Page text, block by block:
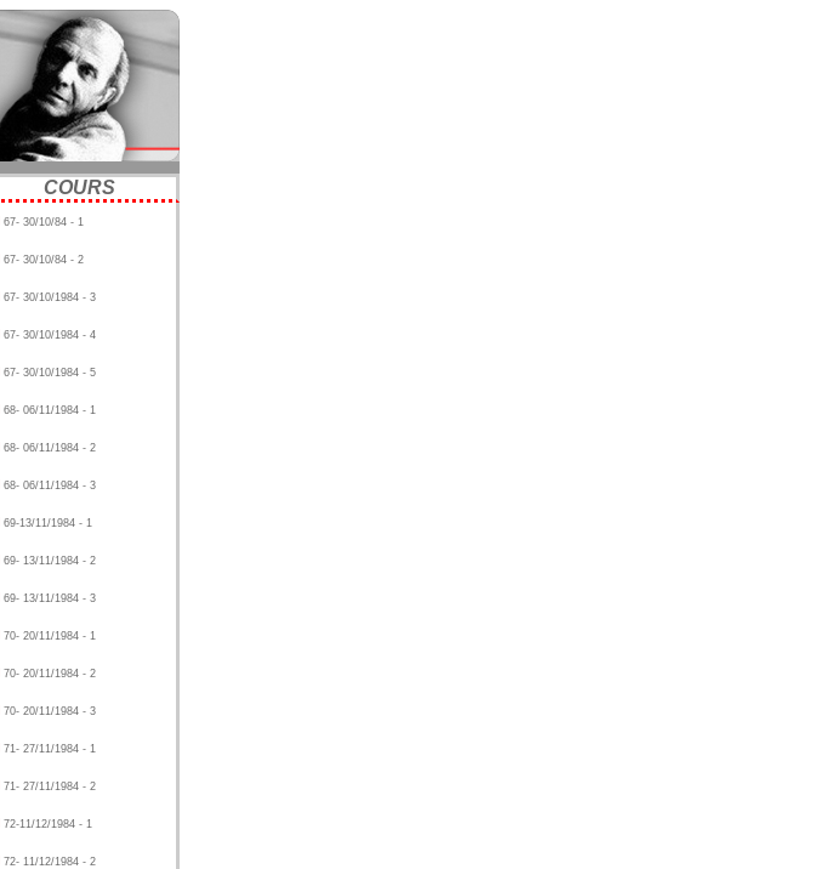
COURS
67- 30/10/84 - 1
67- 30/10/84 - 2
67- 30/10/1984 - 3
67- 30/10/1984 - 4
67- 30/10/1984 - 5
68- 06/11/1984 - 1
68- 06/11/1984 - 2
68- 06/11/1984 - 3
69-13/11/1984 - 1
69- 13/11/1984 - 2
69- 13/11/1984 - 3
70- 20/11/1984 - 1
70- 20/11/1984 - 2
70- 20/11/1984 - 3
71- 27/11/1984 - 1
71- 27/11/1984 - 2
72-11/12/1984 - 1
72- 11/12/1984 - 2